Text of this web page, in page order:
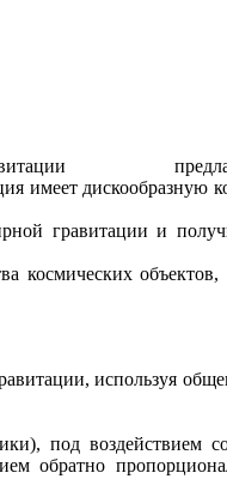
гравитации и
космических
используя
под воздействием
обратно